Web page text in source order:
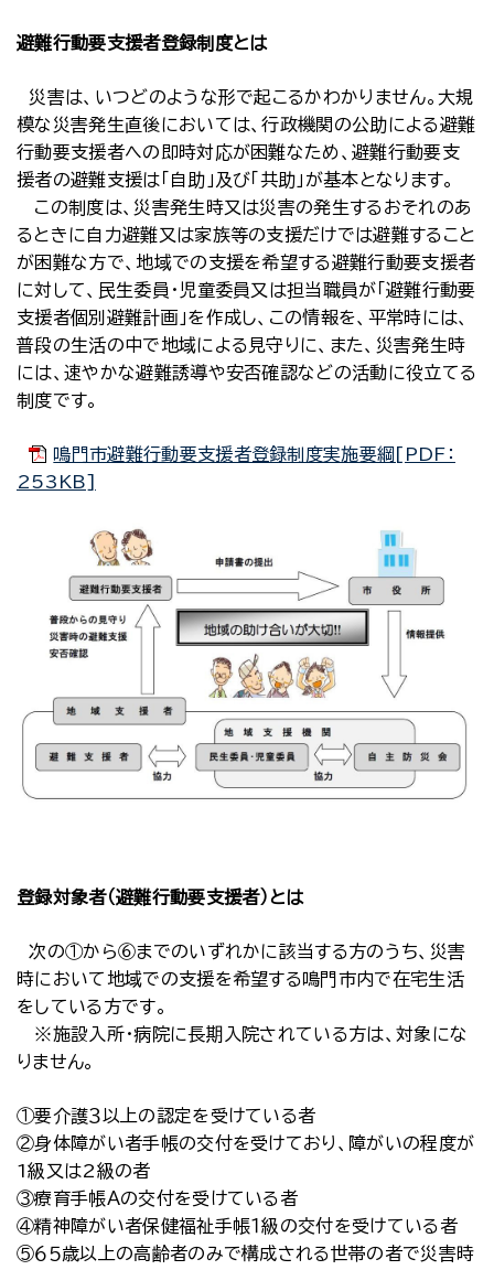
避難行動要支援者登録制度とは
災害は、いつどのような形で起こるかわかりません。大規
模な災害発生直後においては、行政機関の公助による避難
行動要支援者への即時対応が困難なため、避難行動要支
援者の避難支援は「自助」及び「共助」が基本となります。
この制度は、災害発生時又は災害の発生するおそれのあ
るときに自力避難又は家族等の支援だけでは避難すること
が困難な方で、地域での支援を希望する避難行動要支援者
に対して、民生委員・児童委員又は担当職員が「避難行動要
支援者個別避難計画」を作成し、この情報を、平常時には、
普段の生活の中で地域による見守りに、また、災害発生時
には、速やかな避難誘導や安否確認などの活動に役立てる
制度です。
鳴門市避難行動要支援者登録制度実施要綱[PDF：
253KB]
登録対象者（避難行動要支援者）とは
次の①から⑥までのいずれかに該当する方のうち、災害
時において地域での支援を希望する鳴門市内で在宅生活
をしている方です。
※施設入所・病院に長期入院されている方は、対象にな
りません。
①要介護３以上の認定を受けている者
②身体障がい者手帳の交付を受けており、障がいの程度が
1級又は2級の者
③療育手帳Ａの交付を受けている者
④精神障がい者保健福祉手帳１級の交付を受けている者
⑤６５歳以上の高齢者のみで構成される世帯の者で災害時